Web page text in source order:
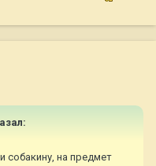
собакину, на предмет